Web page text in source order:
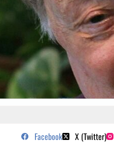
de medio pelo y poetas sugeridos
Facebook X (Twitter)